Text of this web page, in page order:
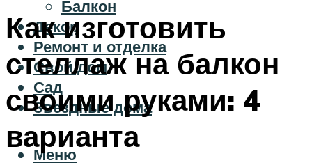
Балкон
Декор
Ремонт и отделка
Свой дом
Сад
Звездные дома
Меню
Как изготовить
стеллаж на балкон
своими руками: 4
варианта